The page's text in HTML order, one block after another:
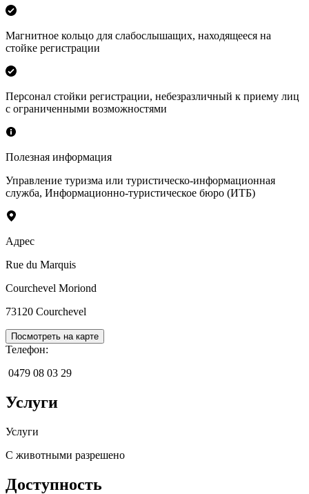
Магнитное кольцо для слабослышащих, находящееся на
стойке регистрации
Персонал стойки регистрации, небезразличный к приему лиц
с ограниченными возможностями
Полезная информация
Управление туризма или туристическо-информационная
служба, Информационно-туристическое бюро (ИТБ)
Адрес
Rue du Marquis
Courchevel Moriond
73120 Courchevel
Посмотреть на карте
Телефон:
0479 08 03 29
Услуги
Услуги
С животными разрешено
Доступность